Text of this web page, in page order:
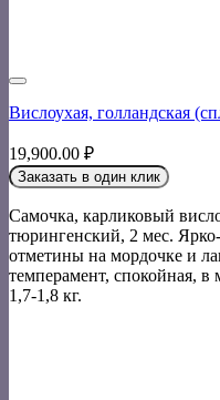
Вислоухая, голландская
19,900.00 ₽
Заказать в один клик
Самочка, карликовый
тюрингенский, 2 мес.
отметины на мордочке и
темперамент, спокойная,
1,7-1,8 кг.